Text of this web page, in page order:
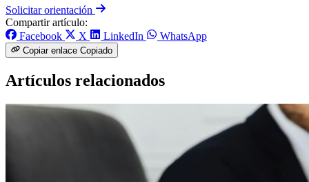
Solicitar orientación
Compartir artículo:
Facebook
X LinkedIn WhatsApp
Copiar enlace Copiado
Artículos relacionados